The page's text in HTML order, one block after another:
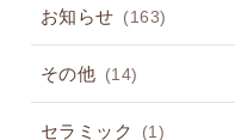
お知らせ (163)
その他 (14)
セラミック (1)